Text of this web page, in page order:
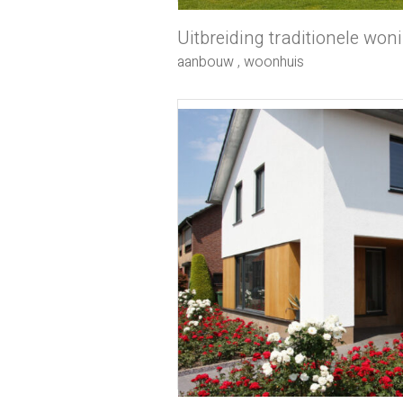
Uitbreiding traditionele
aanbouw, woonhuis